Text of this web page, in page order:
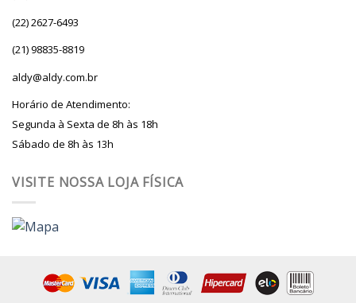
(22) 2627-6493
(21) 98835-8819
aldy@aldy.com.br
Horário de Atendimento:
Segunda à Sexta de 8h às 18h
Sábado de 8h às 13h
VISITE NOSSA LOJA FÍSICA